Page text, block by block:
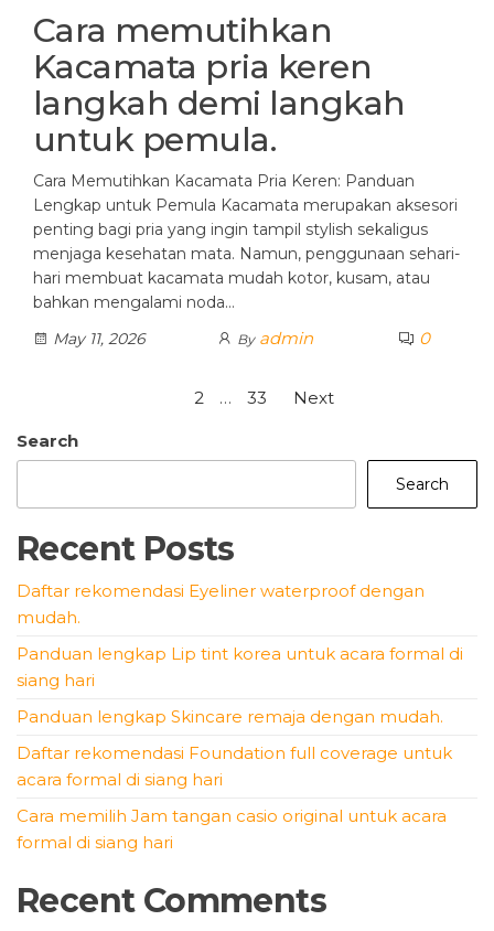
Cara memutihkan
Kacamata pria keren
langkah demi langkah
untuk pemula.
Cara Memutihkan Kacamata Pria Keren: Panduan
Lengkap untuk Pemula Kacamata merupakan aksesori
penting bagi pria yang ingin tampil stylish sekaligus
menjaga kesehatan mata. Namun, penggunaan sehari-
hari membuat kacamata mudah kotor, kusam, atau
bahkan mengalami noda…
May 11, 2026
By admin 0
pagination
2 … 33 Next
Search
Search
Recent Posts
Daftar rekomendasi Eyeliner waterproof dengan
mudah.
Panduan lengkap Lip tint korea untuk acara formal di
siang hari
Panduan lengkap Skincare remaja dengan mudah.
Daftar rekomendasi Foundation full coverage untuk
acara formal di siang hari
Cara memilih Jam tangan casio original untuk acara
formal di siang hari
Recent Comments